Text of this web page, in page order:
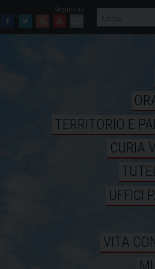
Facebook
Twitter
FeedYoutube
Mail
TERRITORIO E
CURIA
UFFICI
VITA